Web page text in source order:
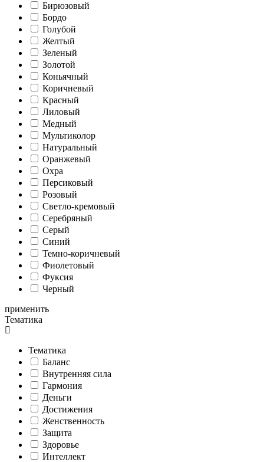
Бирюзовый
Бордо
Голубой
Желтый
Зеленый
Золотой
Коньячный
Коричневый
Красный
Лиловый
Медный
Мультиколор
Натуральный
Оранжевый
Охра
Персиковый
Розовый
Светло-кремовый
Серебряный
Серый
Синий
Темно-коричневый
Фиолетовый
Фуксия
Черный
применить
Тематика
Тематика
Баланс
Внутренняя сила
Гармония
Деньги
Достижения
Женственность
Защита
Здоровье
Интеллект